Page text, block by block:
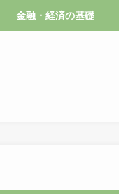
金融・経済の基礎